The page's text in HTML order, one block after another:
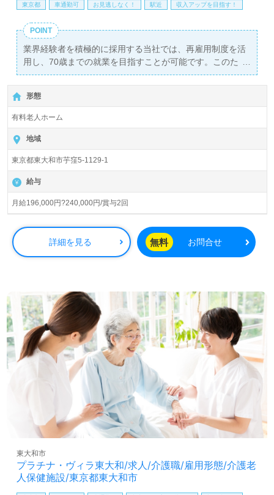
東京都 車通勤可 お見逃しなく！ 駅近 収入アップを目指す！
POINT
業界経験者を積極的に採用する当社では、再雇用制度を活
用し、70歳までの就業を目指すことが可能です。このた
め、長く安心して働ける環境を提供しています。介護職と
しての笑顔あふれる支援を共に行いませんか？現在、正社
員の介護職を募集しており、月給は196,000円から240,000
円、賞与は年2回支給される魅力的な条件です。初任者研
修以上の資格をお持ちの方を対象としています。
当施設『サニーライフ東大和』は、入居定員67名の全室個
室を完備し、利用者様に快適な住環境を提供しています。
運営母体の株式会社川島コーポレーションは、全国に145
ヶ所以上の介護付き有料老人ホームとデイサービスを展開
しており、従業員数は6,700名以上。多様なバックグラウ
ンドを持つ職員が集まり、職場のチームワークも抜群で
す。介護職に就いたきっかけや夢を大切にしながら、共に
成長できる仲間を求めています。
って理想的な職場です。また、住宅手当などの手厚い福利
厚生も整っており、安心して働き続けることができます。
介護業界でのキャリアを築きたい方、また異なる施設環境
での挑戦を考えている方も大歓迎です。募集の詳細や応募
については、担当コンサルタントが丁寧にサポートいたし
ますので、お気軽にお問い合わせください。
医療や福祉業界における正社員やパート求人をお探しの方
は、ぜひ【ウィルオブ介護】にご相談ください。求人情報
の収集や転職相談、年収交渉など、すべて完全無料で提供
しています。非公開求人の取り扱いもありますので、転職
支援のプロと共に新たなキャリアを築いていきましょう。
形態
有料老人ホーム
地域
東京都東大和市芋窪5-1129-1
給与
月給196,000円?240,000円/賞与2回
詳細を見る 無料 お問合せ
プラチナ・ヴィラ東大和/求人/介護職/雇用形態/介護老
人保健施設/東京都東大和市
東大和市